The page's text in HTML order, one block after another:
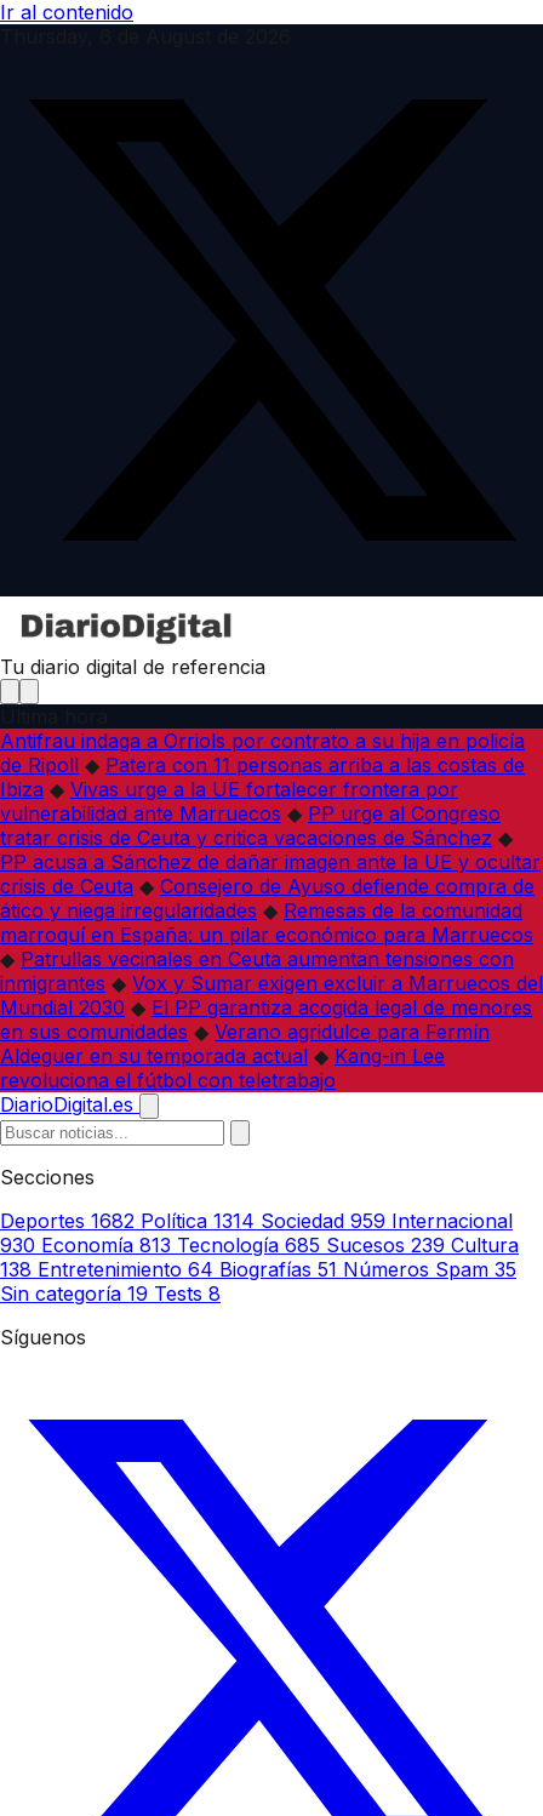
Ir al contenido
Tu diario digital de referencia
Antifrau indaga a Orriols por contrato a su hija en policía
de Ripoll ◆ Patera con 11 personas arriba a las costas de
Ibiza ◆ Vivas urge a la UE fortalecer frontera por
vulnerabilidad ante Marruecos ◆ PP urge al Congreso
tratar crisis de Ceuta y critica vacaciones de Sánchez ◆
PP acusa a Sánchez de dañar imagen ante la UE y ocultar
crisis de Ceuta ◆ Consejero de Ayuso defiende compra de
ático y niega irregularidades ◆ Remesas de la comunidad
marroquí en España: un pilar económico para Marruecos
◆ Patrullas vecinales en Ceuta aumentan tensiones con
inmigrantes ◆ Vox y Sumar exigen excluir a Marruecos del
Mundial 2030 ◆ El PP garantiza acogida legal de menores
en sus comunidades ◆ Verano agridulce para Fermín
Aldeguer en su temporada actual ◆ Kang-in Lee
revoluciona el fútbol con teletrabajo
DiarioDigital.es
Secciones
Deportes 1682 Política 1314 Sociedad 959 Internacional
930 Economía 813 Tecnología 685 Sucesos 239 Cultura
138 Entretenimiento 64 Biografías 51 Números Spam 35
Sin categoría 19 Tests 8
Síguenos